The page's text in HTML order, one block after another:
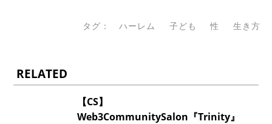
タグ： ハーレム 子ども 性 生き方
RELATED
【CS】
Web3CommunitySalon『Trinity』